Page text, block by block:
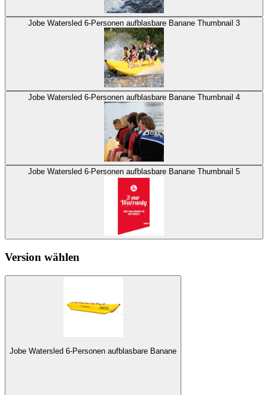
Jobe Watersled 6-Personen aufblasbare Banane Thumbnail 3
Jobe Watersled 6-Personen aufblasbare Banane Thumbnail 4
Jobe Watersled 6-Personen aufblasbare Banane Thumbnail 5
Version wählen
Jobe Watersled 6-Personen aufblasbare Banane